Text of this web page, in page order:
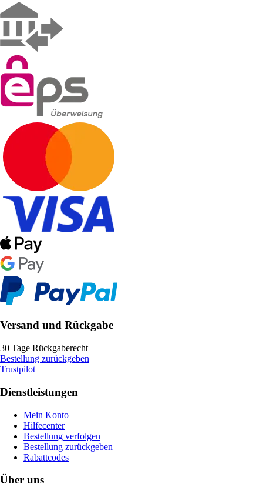
Versand und Rückgabe
30 Tage Rückgaberecht
Bestellung zurückgeben
Trustpilot
Dienstleistungen
Mein Konto
Hilfecenter
Bestellung verfolgen
Bestellung zurückgeben
Rabattcodes
Über uns